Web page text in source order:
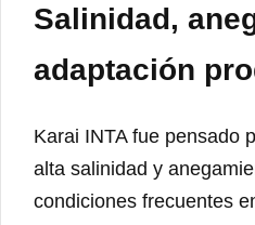
Salinidad,
adaptación
Karai INTA fue pensado
alta salinidad y
condiciones frecuentes